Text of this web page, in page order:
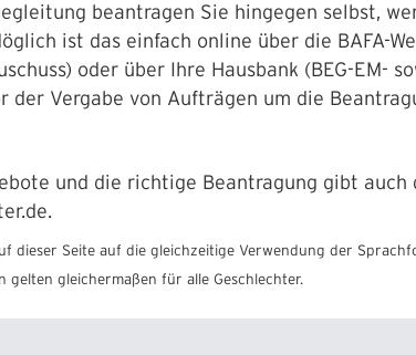
beantragen Sie hingegen selbst,
ist das einfach online über die BAFA-
oder über Ihre Hausbank (BEG-EM-
der Vergabe von Aufträgen um die
und die richtige Beantragung gibt auch
dieser Seite auf die gleichzeitige Verwendung der
gleichermaßen für alle Geschlechter.